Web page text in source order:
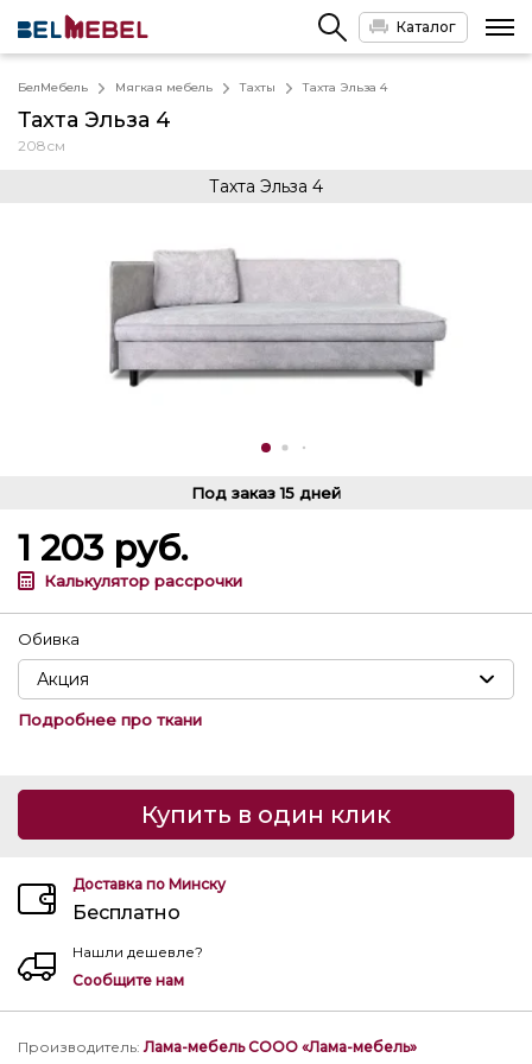
Каталог
БелМебель Мягкая мебель Тахты Тахта Эльза 4
Тахта Эльза 4
208см
Тахта Эльза 4
Под заказ 15 дней
1 203 руб.
Калькулятор рассрочки
Обивка
Подробнее про ткани
Купить в один клик
Доставка по Минску
Бесплатно
Нашли дешевле?
Сообщите нам
Производитель:Лама-мебель СООО «Лама-мебель»